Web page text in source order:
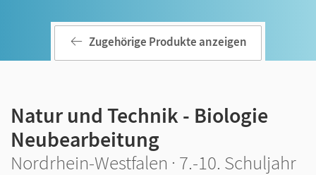
Zugehörige Produkte anzeigen
Natur und Technik - Biologie
Neubearbeitung
Nordrhein-Westfalen · 7.-10. Schuljahr